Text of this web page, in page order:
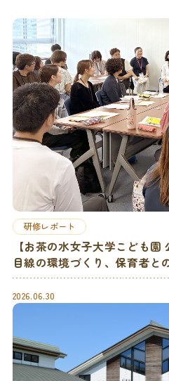
研修レポート
【お茶の水女子大学こども
目線の環境づくり、保育者と
2026.06.30